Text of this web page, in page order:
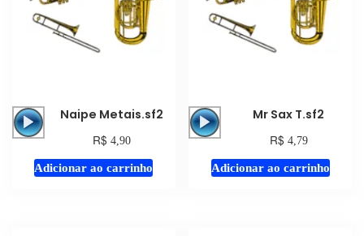
Tocador
áudio
Naipe Metais.sf2
R$ 4,90
Adicionar ao carrinho
Tocador
áudio
Mr Sax T.sf2
R$ 4,79
Adicionar ao carrinho